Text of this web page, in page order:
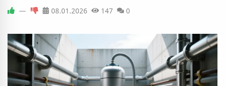
— 08.01.2026 147 0